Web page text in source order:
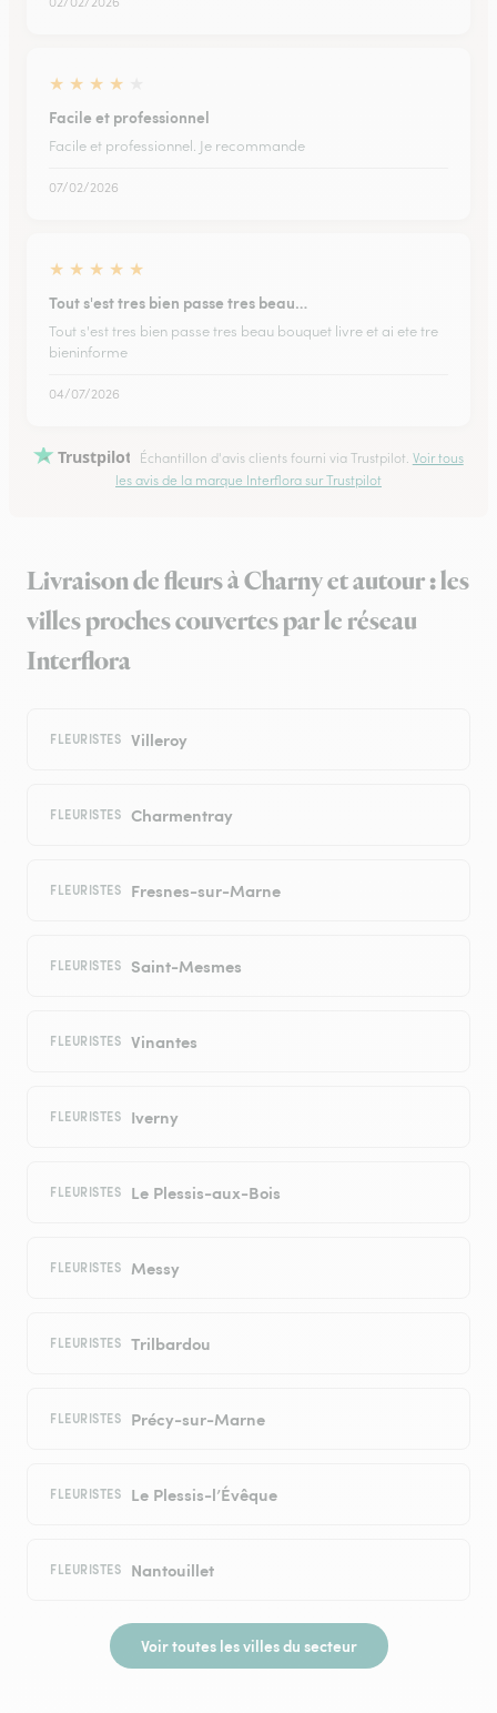
★ ★ ★ ★
Facile et professionnel
Facile et professionnel. Je recommande
07/02/2026
★ ★ ★ ★ ★
Tout s'est tres bien passe tres beau…
Tout s'est tres bien passe tres beau bouquet livre et ai ete tre
bieninforme
04/07/2026
Trustpilot Échantillon d'avis clients fourni via Trustpilot. Voir tous
les avis de la marque Interflora sur Trustpilot
Livraison de fleurs à Charny et autour : les
villes proches couvertes par le réseau
Interflora
FLEURISTES Villeroy
FLEURISTES Charmentray
FLEURISTES Fresnes-sur-Marne
FLEURISTES Saint-Mesmes
FLEURISTES Vinantes
FLEURISTES Iverny
FLEURISTES Le Plessis-aux-Bois
FLEURISTES Messy
FLEURISTES Trilbardou
FLEURISTES Précy-sur-Marne
FLEURISTES Le Plessis-l’Évêque
FLEURISTES Nantouillet
Voir toutes les villes du secteur